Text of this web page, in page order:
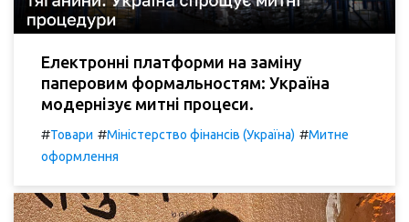
Електронні платформи на заміну
паперовим формальностям: Україна
модернізує митні процеси.
#Товари #Міністерство фінансів (Україна) #Митне
оформлення